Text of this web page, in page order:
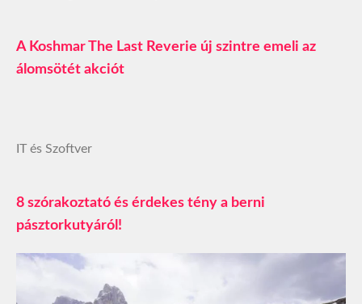
A Koshmar The Last Reverie új szintre emeli az
álomsötét akciót
IT és Szoftver
8 szórakoztató és érdekes tény a berni
pásztorkutyáról!